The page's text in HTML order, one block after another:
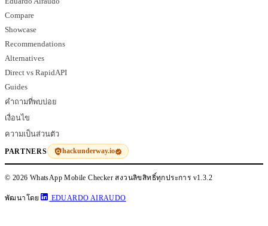
Compare
Showcase
Recommendations
Alternatives
Direct vs RapidAPI
Guides
คำถามที่พบบ่อย
เงื่อนไข
ความเป็นส่วนตัว
PARTNERS hackunderway.io
© 2026 WhatsApp Mobile Checker สงวนลิขสิทธิ์ทุกประการ v1.3.2
พัฒนาโดย EDUARDO AIRAUDO